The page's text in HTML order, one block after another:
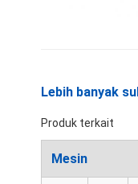
Rumah
Produk
Pertunjukan VR
Lebih banyak
Produk terkait
Mesin